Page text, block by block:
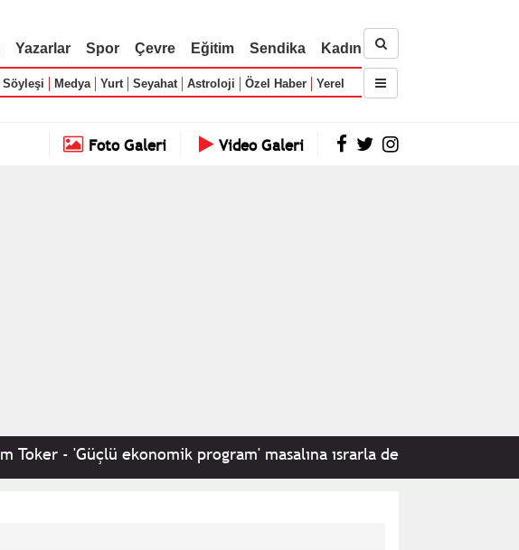
Yazarlar Spor Çevre Eğitim Sendika Kadın
Söyleşi Medya Yurt Seyahat Astroloji Özel Haber Yerel
Foto Galeri Video Galeri
ekonomik program' masalına ısrarla devam •TBMM'de Milli